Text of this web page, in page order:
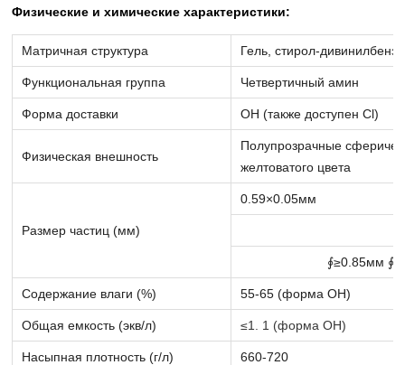
Физические и химические характеристики:
Матричная структура Гель, стирол-
Функциональная группа Четвертичный амин
Форма доставки OH (также доступен Cl)
Физическая внешность
Полупрозрачные
желтоватого цвета
Размер частиц (мм)
0.59×0.05мм
∮≥0.85мм
Содержание влаги (%) 55-65 (форма ОН)
Общая емкость (экв/л) ≤1. 1 (форма ОН)
Насыпная плотность (г/л) 660-720